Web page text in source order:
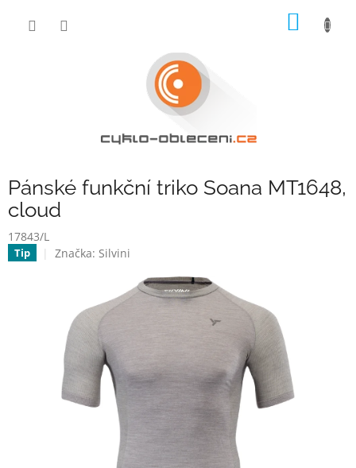
Pánské funkční triko Soana MT1648,
cloud
17843/L
Tip Značka: Silvini